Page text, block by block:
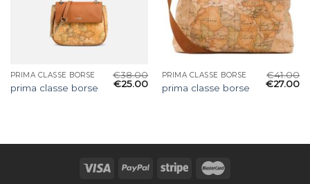
PRIMA CLASSE BORSE
prima classe borse
€38.00
€25.00
PRIMA CLASSE BORSE
prima classe borse
€41.00
€27.00